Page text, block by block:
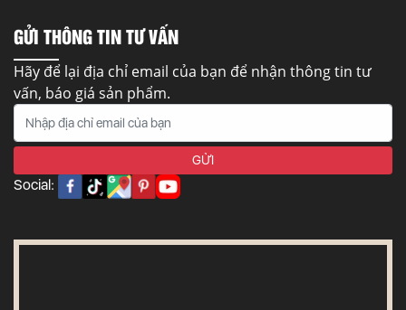
GỬI THÔNG TIN TƯ VẤN
Hãy để lại địa chỉ email của bạn để nhận thông tin tư
vấn, báo giá sản phẩm.
Social: